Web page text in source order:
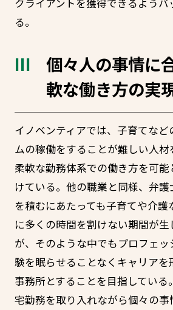
クライアントを獲得できるようバ
る。
個々人の事情に
軟な働き方の実
イノベンティアでは、子育てなど
ムの稼働をすることが難しい人材
柔軟な勤務体系での働き方を可
けている。他の職業と同様、弁
を積むにあたっても子育てや介護
に多くの時間を割けない期間が
が、そのような中でもプロフェ
験を眠らせることなくキャリア
事務所とすることを目指している
宅勤務を取り入れながら個々の事